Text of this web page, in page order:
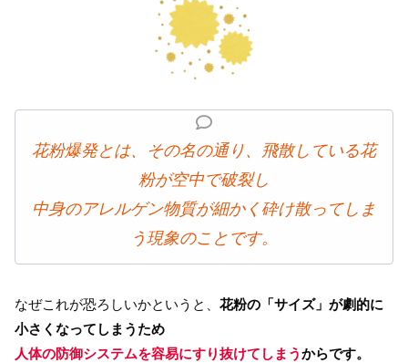
花粉爆発とは、その名の通り、飛散している花
粉が空中で破裂し
中身のアレルゲン物質が細かく砕け散ってしま
う現象のことです。
なぜこれが恐ろしいかというと、 花粉の「サイズ」が劇的に
小さくなってしまうため
人体の防御システムを容易にすり抜けてしまうからです。